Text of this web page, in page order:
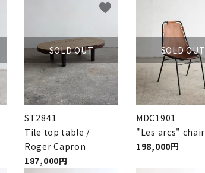
SOLD OUT
ST2841
Tile top table /
Roger Capron
187,000円
favorite
SOLD OUT
MDC1901
"Les arcs" chair
198,000円